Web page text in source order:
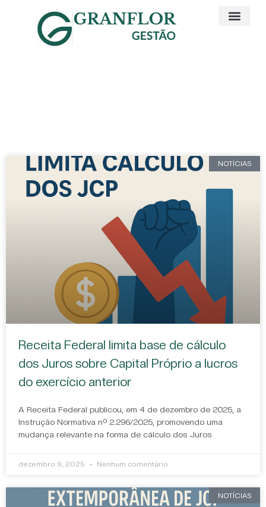
NOTÍCIAS
Receita Federal limita base de cálculo
dos Juros sobre Capital Próprio a lucros
do exercício anterior
A Receita Federal publicou, em 4 de dezembro de 2025, a
Instrução Normativa nº 2.296/2025, promovendo uma
mudança relevante na forma de cálculo dos Juros
dezembro 9, 2025 Nenhum comentário
NOTÍCIAS